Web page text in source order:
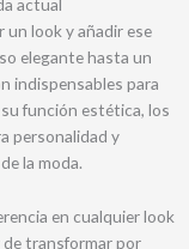
un look y añadir ese
elegante hasta un
indispensables para
función estética, los
personalidad y
la moda.
en cualquier look
transformar por